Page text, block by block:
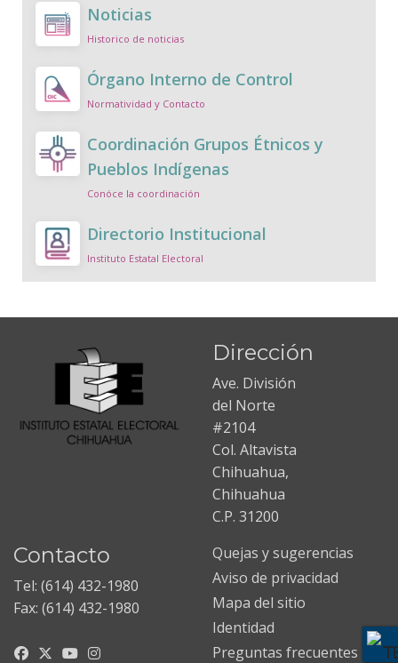
Noticias
Historico de noticias
Órgano Interno de Control
Normatividad y Contacto
Coordinación Grupos Étnicos y
Pueblos Indígenas
Conóce la coordinación
Directorio Institucional
Instituto Estatal Electoral
Dirección
Ave. División
del Norte
#2104
Col. Altavista
Chihuahua,
Chihuahua
C.P. 31200
Contacto
Tel: (614) 432-1980
Fax: (614) 432-1980
Quejas y sugerencias
Aviso de privacidad
Mapa del sitio
Identidad
Preguntas frecuentes